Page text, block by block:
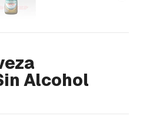
Alcohol